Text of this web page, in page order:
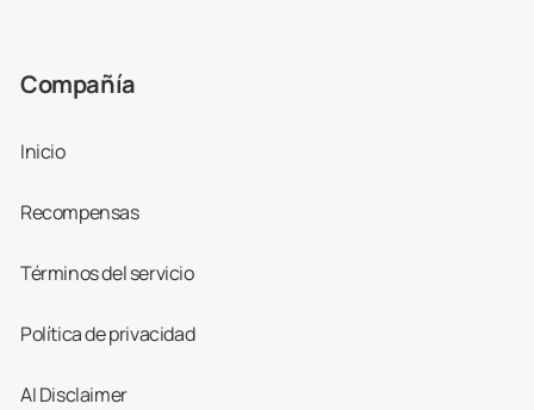
Compañía
Inicio
Recompensas
Términos del servicio
Política de privacidad
AI Disclaimer